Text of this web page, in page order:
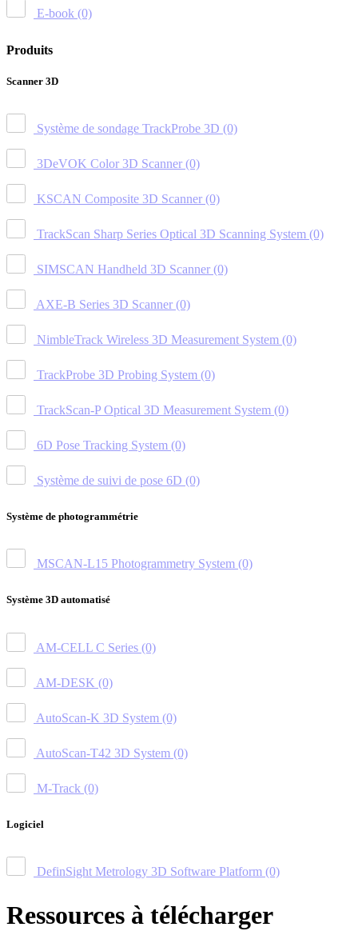
E-book (0)
Produits
Scanner 3D
Système de sondage TrackProbe 3D (0)
3DeVOK Color 3D Scanner (0)
KSCAN Composite 3D Scanner (0)
TrackScan Sharp Series Optical 3D Scanning System (0)
SIMSCAN Handheld 3D Scanner (0)
AXE-B Series 3D Scanner (0)
NimbleTrack Wireless 3D Measurement System (0)
TrackProbe 3D Probing System (0)
TrackScan-P Optical 3D Measurement System (0)
6D Pose Tracking System (0)
Système de suivi de pose 6D (0)
Système de photogrammétrie
MSCAN-L15 Photogrammetry System (0)
Système 3D automatisé
AM-CELL C Series (0)
AM-DESK (0)
AutoScan-K 3D System (0)
AutoScan-T42 3D System (0)
M-Track (0)
Logiciel
DefinSight Metrology 3D Software Platform (0)
Ressources à télécharger